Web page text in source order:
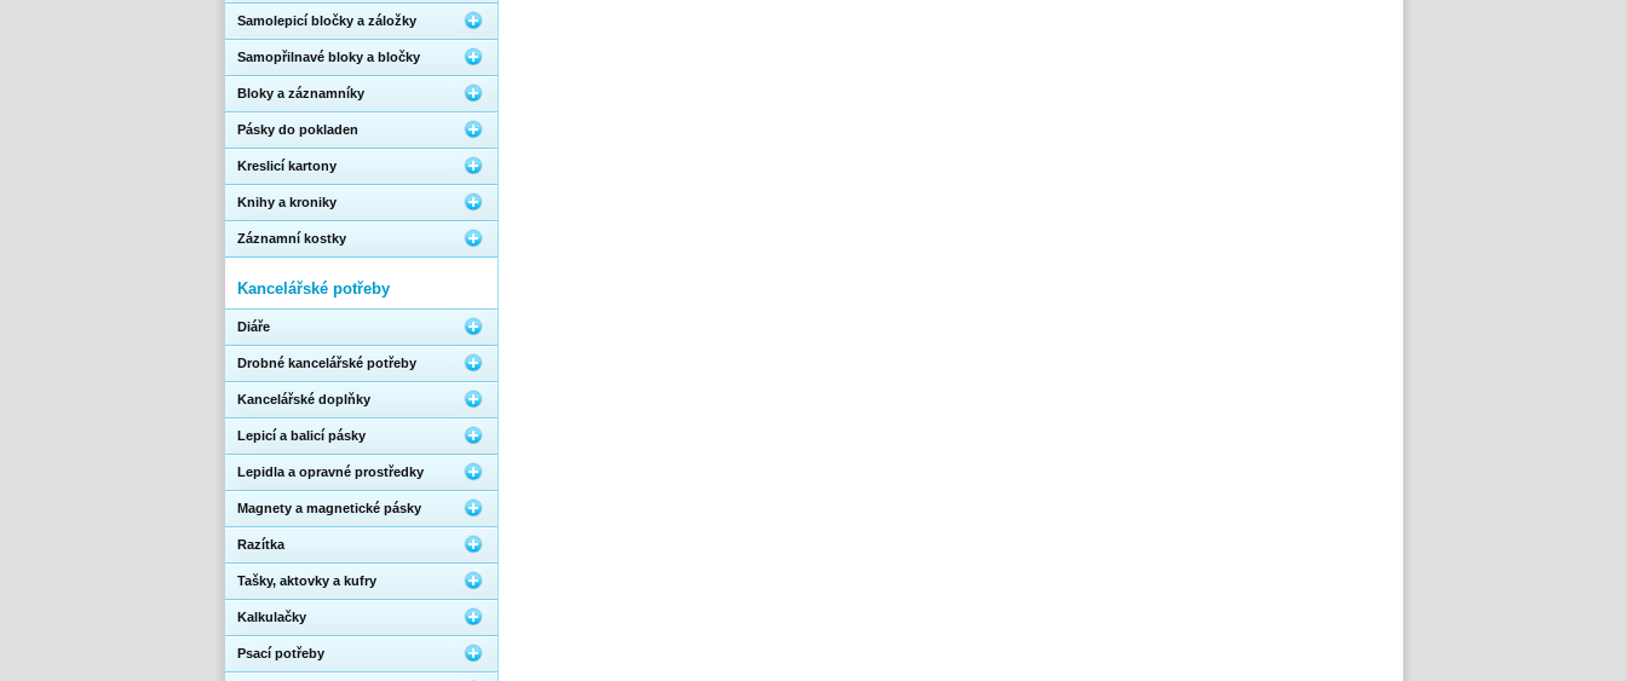
Samolepicí bločky a záložky
Samopřilnavé bloky a bločky
Bloky a záznamníky
Pásky do pokladen
Kreslicí kartony
Knihy a kroniky
Záznamní kostky
Kancelářské potřeby
Diáře
Drobné kancelářské potřeby
Kancelářské doplňky
Lepicí a balicí pásky
Lepidla a opravné prostředky
Magnety a magnetické pásky
Razítka
Tašky, aktovky a kufry
Kalkulačky
Psací potřeby